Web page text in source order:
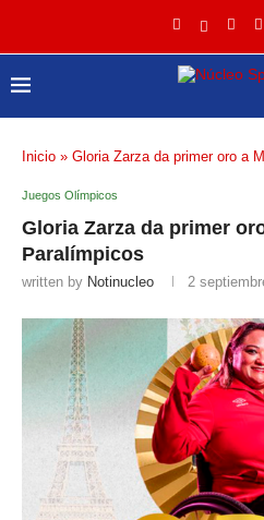
Inicio » Gloria Zarza da primer oro a
Juegos Olímpicos
Gloria Zarza da primer
Paralímpicos
written by Notinucleo 2